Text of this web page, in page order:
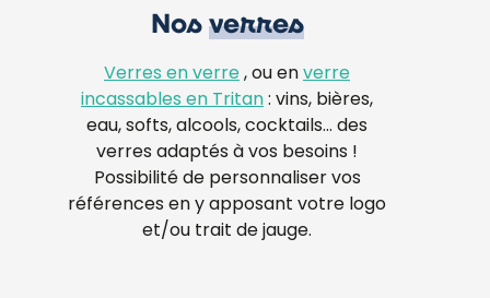
Nos verres
Verres en verre , ou en verre
incassables en Tritan : vins, bières,
eau, softs, alcools, cocktails… des
verres adaptés à vos besoins !
Possibilité de personnaliser vos
références en y apposant votre logo
et/ou trait de jauge.